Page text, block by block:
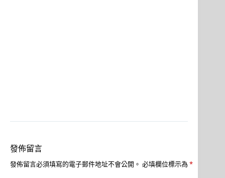
發佈留言
發佈留言必須填寫的電子郵件地址不會公開。 必填欄位標示為 *